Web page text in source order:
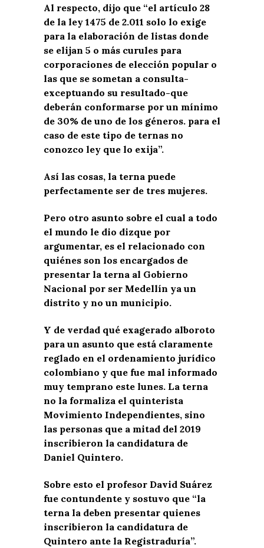
Al respecto, dijo que “el artículo 28
de la ley 1475 de 2.011 solo lo exige
para la elaboración de listas donde
se elijan 5 o más curules para
corporaciones de elección popular o
las que se sometan a consulta-
exceptuando su resultado-que
deberán conformarse por un mínimo
de 30% de uno de los géneros. para el
caso de este tipo de ternas no
conozco ley que lo exija”.
Así las cosas, la terna puede
perfectamente ser de tres mujeres.
Pero otro asunto sobre el cual a todo
el mundo le dio dizque por
argumentar, es el relacionado con
quiénes son los encargados de
presentar la terna al Gobierno
Nacional por ser Medellín ya un
distrito y no un municipio.
Y de verdad qué exagerado alboroto
para un asunto que está claramente
reglado en el ordenamiento jurídico
colombiano y que fue mal informado
muy temprano este lunes. La terna
no la formaliza el quinterista
Movimiento Independientes, sino
las personas que a mitad del 2019
inscribieron la candidatura de
Daniel Quintero.
Sobre esto el profesor David Suárez
fue contundente y sostuvo que “la
terna la deben presentar quienes
inscribieron la candidatura de
Quintero ante la Registraduría”.